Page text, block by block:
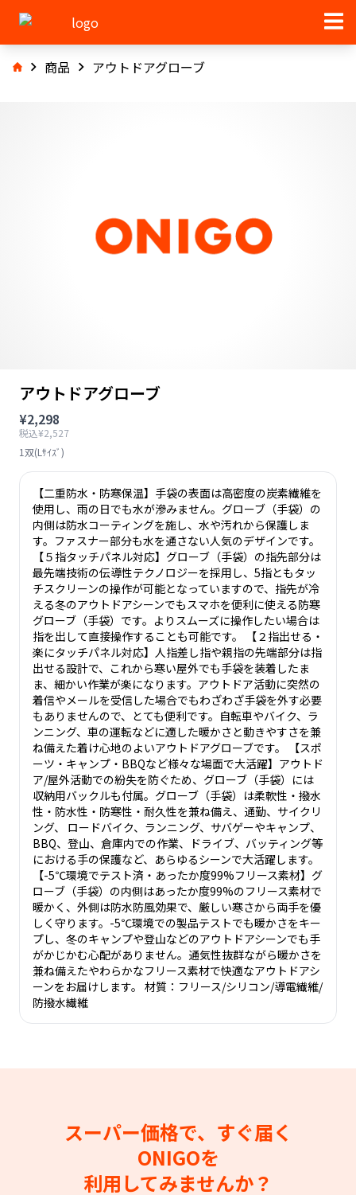
商品 アウトドアグローブ
アウトドアグローブ
¥2,298
税込¥2,527
1双(Lｻｲｽﾞ)
【二重防水・防寒保温】手袋の表面は高密度の炭素繊維を
使用し、雨の日でも水が滲みません。グローブ（手袋）の
内側は防水コーティングを施し、水や汚れから保護しま
す。ファスナー部分も水を通さない人気のデザインです。
【５指タッチパネル対応】グローブ（手袋）の指先部分は
最先端技術の伝導性テクノロジーを採用し、5指ともタッ
チスクリーンの操作が可能となっていますので、指先が冷
える冬のアウトドアシーンでもスマホを便利に使える防寒
グローブ（手袋）です。よりスムーズに操作したい場合は
指を出して直接操作することも可能です。 【２指出せる・
楽にタッチパネル対応】人指差し指や親指の先端部分は指
出せる設計で、これから寒い屋外でも手袋を装着したま
ま、細かい作業が楽になります。アウトドア活動に突然の
着信やメールを受信した場合でもわざわざ手袋を外す必要
もありませんので、とても便利です。自転車やバイク、ラ
ンニング、車の運転などに適した暖かさと動きやすさを兼
ね備えた着け心地のよいアウトドアグローブです。 【スポ
ーツ・キャンプ・BBQなど様々な場面で大活躍】アウトド
ア/屋外活動での紛失を防ぐため、グローブ（手袋）には
収納用バックルも付属。グローブ（手袋）は柔軟性・撥水
性・防水性・防寒性・耐久性を兼ね備え、通勤、サイクリ
ング、 ロードバイク、ランニング、サバゲーやキャンプ、
BBQ、登山、倉庫内での作業、ドライブ、バッティング等
における手の保護など、あらゆるシーンで大活躍します。
【-5℃環境でテスト済・あったか度99%フリース素材】グ
ローブ（手袋）の内側はあったか度99%のフリース素材で
暖かく、外側は防水防風効果で、厳しい寒さから両手を優
しく守ります。-5℃環境での製品テストでも暖かさをキー
プし、冬のキャンプや登山などのアウトドアシーンでも手
がかじかむ心配がありません。通気性抜群ながら暖かさを
兼ね備えたやわらかなフリース素材で快適なアウトドアシ
ーンをお届けします。 材質：フリース/シリコン/導電繊維/
防撥水繊維
スーパー価格で、すぐ届く
ONIGOを
利用してみませんか？